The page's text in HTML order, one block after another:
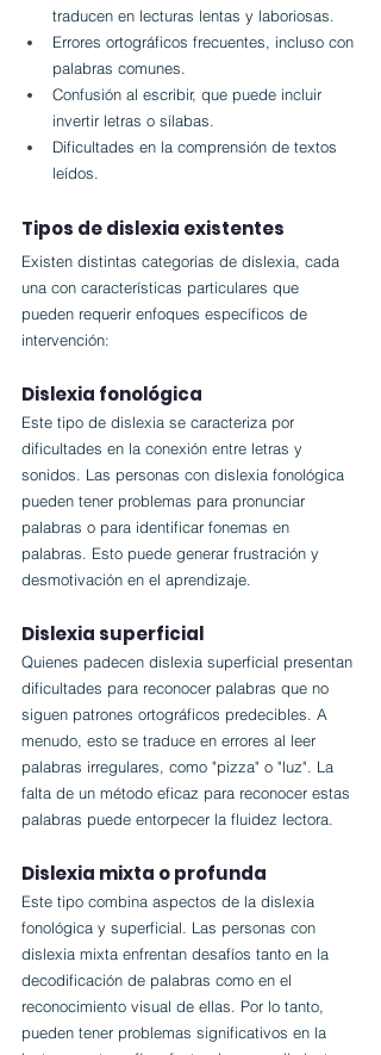
traducen en lecturas lentas y laboriosas.
Errores ortográficos frecuentes, incluso con
palabras comunes.
Confusión al escribir, que puede incluir
invertir letras o sílabas.
Dificultades en la comprensión de textos
leídos.
Tipos de dislexia existentes
Existen distintas categorías de dislexia, cada
una con características particulares que
pueden requerir enfoques específicos de
intervención:
Dislexia fonológica
Este tipo de dislexia se caracteriza por
dificultades en la conexión entre letras y
sonidos. Las personas con dislexia fonológica
pueden tener problemas para pronunciar
palabras o para identificar fonemas en
palabras. Esto puede generar frustración y
desmotivación en el aprendizaje.
Dislexia superficial
Quienes padecen dislexia superficial presentan
dificultades para reconocer palabras que no
siguen patrones ortográficos predecibles. A
menudo, esto se traduce en errores al leer
palabras irregulares, como "pizza" o "luz". La
falta de un método eficaz para reconocer estas
palabras puede entorpecer la fluidez lectora.
Dislexia mixta o profunda
Este tipo combina aspectos de la dislexia
fonológica y superficial. Las personas con
dislexia mixta enfrentan desafíos tanto en la
decodificación de palabras como en el
reconocimiento visual de ellas. Por lo tanto,
pueden tener problemas significativos en la